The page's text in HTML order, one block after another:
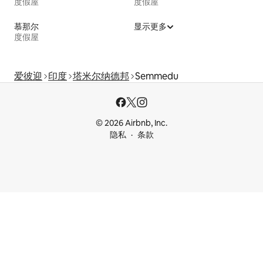
慕那尔
度假屋
显示更多
爱彼迎 印度 塔米尔纳德邦 Semmedu
© 2026 Airbnb, Inc.
隐私
条款